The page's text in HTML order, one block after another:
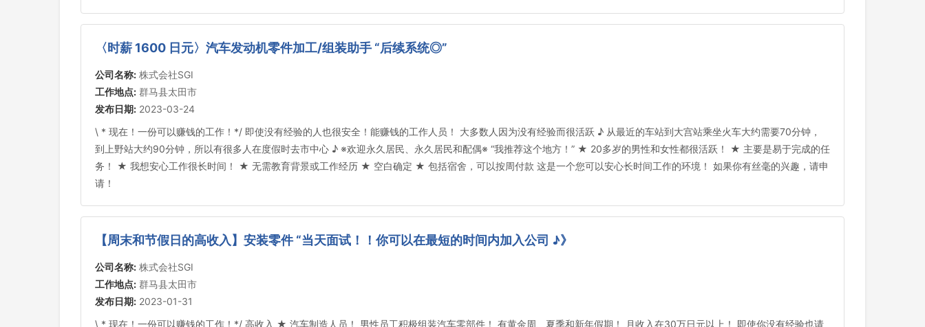
〈时薪 1600 日元〉汽车发动机零件加工/组装助手 “后续系统◎”
公司名称: 株式会社SGI
工作地点: 群马县太田市
发布日期: 2023-03-24
\ * 现在！一份可以赚钱的工作！*/ 即使没有经验的人也很安全！能赚钱的工作人员！ 大多数人因为没有经验而很活跃 ♪ 从最近的车站到大宫站乘坐火车大约需要70分钟，
到上野站大约90分钟，所以有很多人在度假时去市中心 ♪ ※欢迎永久居民、永久居民和配偶※ “我推荐这个地方！” ★ 20多岁的男性和女性都很活跃！ ★ 主要是易于完成的任
务！ ★ 我想安心工作很长时间！ ★ 无需教育背景或工作经历 ★ 空白确定 ★ 包括宿舍，可以按周付款 这是一个您可以安心长时间工作的环境！ 如果你有丝毫的兴趣，请申
请！
【周末和节假日的高收入】安装零件 “当天面试！！你可以在最短的时间内加入公司 ♪》
公司名称: 株式会社SGI
工作地点: 群马县太田市
发布日期: 2023-01-31
\ * 现在！一份可以赚钱的工作！*/ 高收入 ★ 汽车制造人员！ 男性员工积极组装汽车零部件！ 有黄金周、夏季和新年假期！ 月收入在30万日元以上！ 即使你没有经验也请